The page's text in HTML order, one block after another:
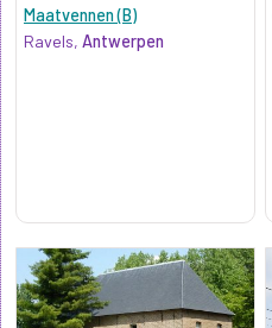
Maatvennen (B)
Ravels, Antwerpen